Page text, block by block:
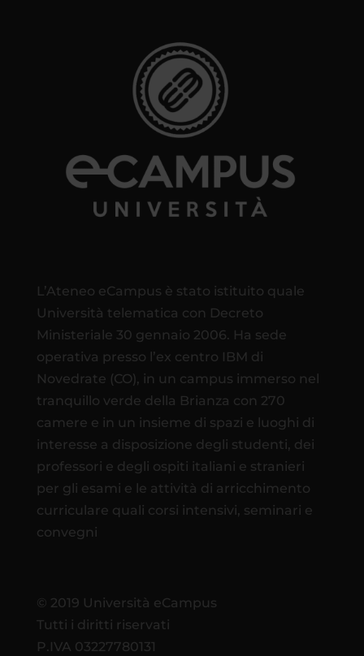
L’Ateneo eCampus è stato istituito quale
Università telematica con Decreto
Ministeriale 30 gennaio 2006. Ha sede
operativa presso l’ex centro IBM di
Novedrate (CO), in un campus immerso nel
tranquillo verde della Brianza con 270
camere e in un insieme di spazi e luoghi di
interesse a disposizione degli studenti, dei
professori e degli ospiti italiani e stranieri
per gli esami e le attività di arricchimento
curriculare quali corsi intensivi, seminari e
convegni
© 2019 Università eCampus
Tutti i diritti riservati
P.IVA 03227780131